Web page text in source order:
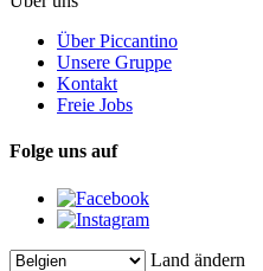
Über Piccantino
Unsere Gruppe
Kontakt
Freie Jobs
Folge uns auf
Land ändern